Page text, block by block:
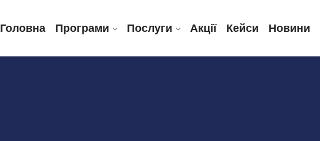
Головна Програми Послуги Акції Кейси Новини